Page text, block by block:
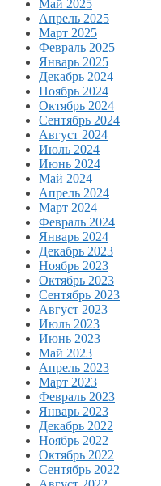
Май 2025
Апрель 2025
Март 2025
Февраль 2025
Январь 2025
Декабрь 2024
Ноябрь 2024
Октябрь 2024
Сентябрь 2024
Август 2024
Июль 2024
Июнь 2024
Май 2024
Апрель 2024
Март 2024
Февраль 2024
Январь 2024
Декабрь 2023
Ноябрь 2023
Октябрь 2023
Сентябрь 2023
Август 2023
Июль 2023
Июнь 2023
Май 2023
Апрель 2023
Март 2023
Февраль 2023
Январь 2023
Декабрь 2022
Ноябрь 2022
Октябрь 2022
Сентябрь 2022